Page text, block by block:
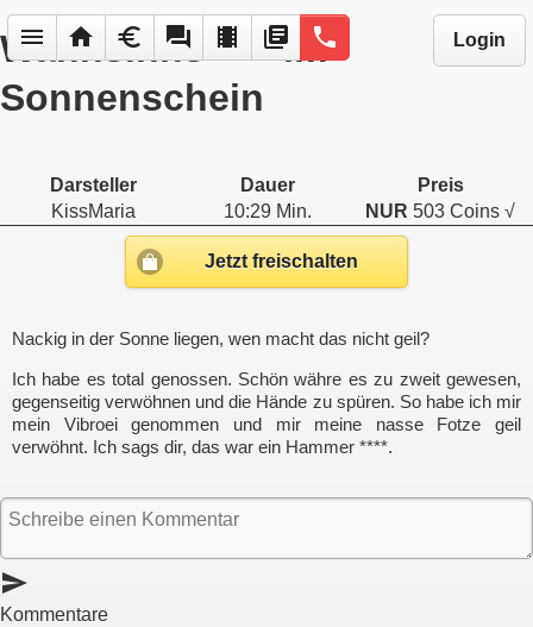
menu home euro forum local_movies library_books phone Login
Wahnsinns **** im
Sonnenschein
Darsteller Dauer
Preis
KissMaria
10:29 Min. NUR 503 Coins √
Jetzt freischalten
Nackig in der Sonne liegen, wen macht das nicht geil?
Ich habe es total genossen. Schön währe es zu zweit gewesen,
gegenseitig verwöhnen und die Hände zu spüren. So habe ich mir
mein Vibroei genommen und mir meine nasse Fotze geil
verwöhnt. Ich sags dir, das war ein Hammer ****.
send
Kommentare